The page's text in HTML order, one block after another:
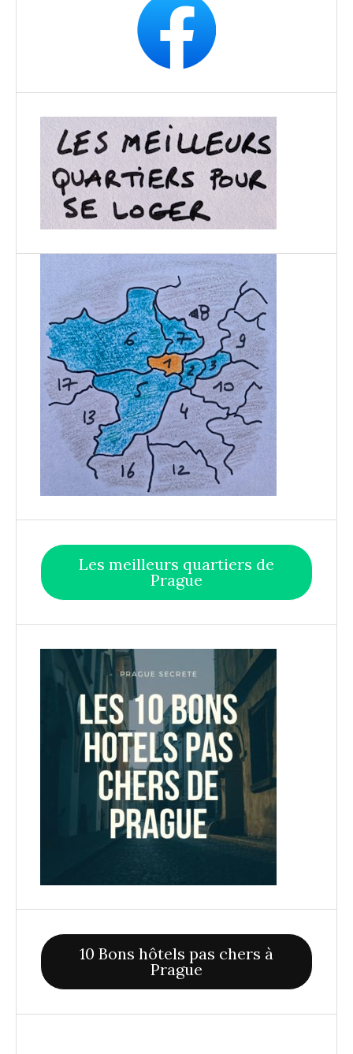
Les meilleurs quartiers de
Prague
10 Bons hôtels pas chers à
Prague